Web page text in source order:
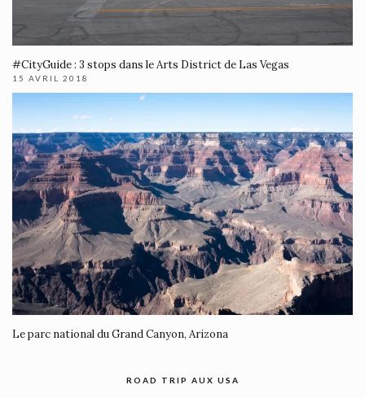
#CityGuide : 3 stops dans le Arts District de Las Vegas
15 AVRIL 2018
Le parc national du Grand Canyon, Arizona
ROAD TRIP AUX USA